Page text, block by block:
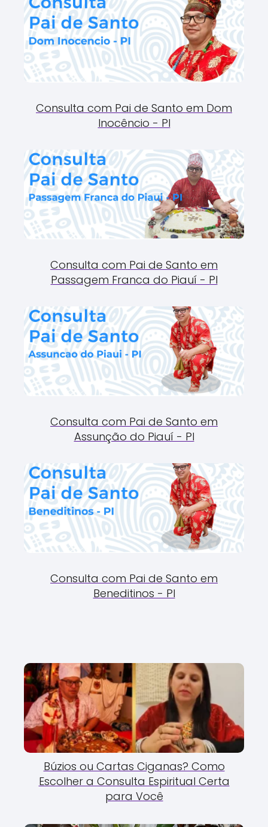
Consulta com Pai de Santo em Dom
Inocêncio - PI
Consulta com Pai de Santo em
Passagem Franca do Piauí - PI
Consulta com Pai de Santo em
Assunção do Piauí - PI
Consulta com Pai de Santo em
Beneditinos - PI
Búzios ou Cartas Ciganas? Como
Escolher a Consulta Espiritual Certa
para Você